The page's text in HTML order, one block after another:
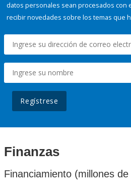
datos personales sean procesados con
recibir novedades sobre los temas que
Regístrese
Finanzas
Financiamiento (millones de